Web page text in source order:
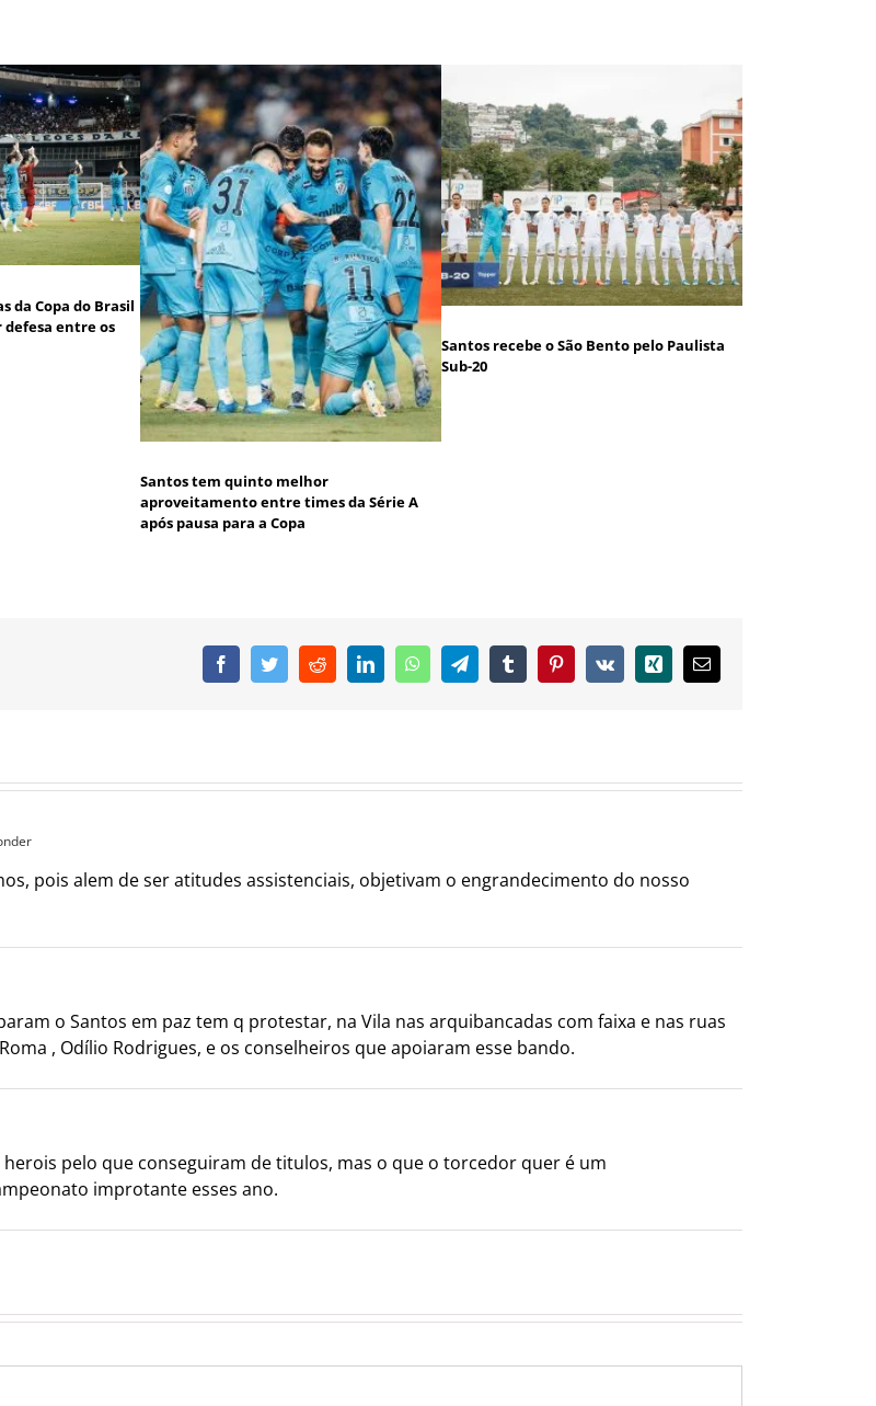
da Copa do Brasil
entre os
Santos tem quinto melhor
aproveitamento entre times da Série A
após pausa para a Copa
Santos recebe o São Bento pelo Paulista
Sub-20
FacebookTwitterRedditLinkedInWhatsAppTelegramTumblr PinterestVk Xing
E-
mail
pois alem de ser atitudes assistenciais, objetivam o engrandecimento do nosso
o Santos em paz tem q protestar, na Vila nas arquibancadas com faixa e nas ruas
, Odílio Rodrigues, e os conselheiros que apoiaram esse bando.
pelo que conseguiram de titulos, mas o que o torcedor quer é um
improtante esses ano.